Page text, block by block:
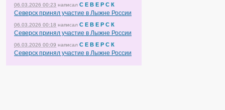
06.03.2026 00:23 написал С Е В Е Р С К
Северск принял участие в Лыжне России
06.03.2026 00:18 написал С Е В Е Р С К
Северск принял участие в Лыжне России
06.03.2026 00:09 написал С Е В Е Р С К
Северск принял участие в Лыжне России